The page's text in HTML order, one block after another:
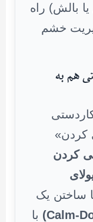
بالش) راه
خشم
هم به
کردن»
کردن
ساختن یک
با